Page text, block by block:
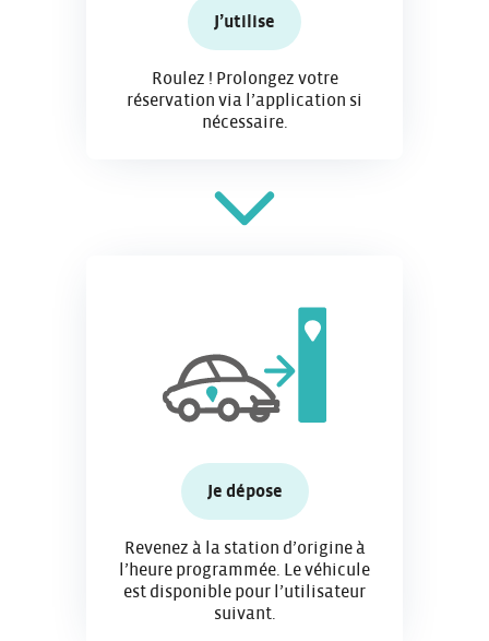
J’utilise
Roulez ! Prolongez votre
réservation via l’application si
nécessaire.
Je dépose
Revenez à la station d’origine à
l’heure programmée. Le véhicule
est disponible pour l’utilisateur
suivant.